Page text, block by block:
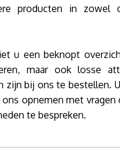
producten in
u een beknopt
maar ook losse
zijn bij ons te bestellen.
opnemen met vragen
te bespreken.